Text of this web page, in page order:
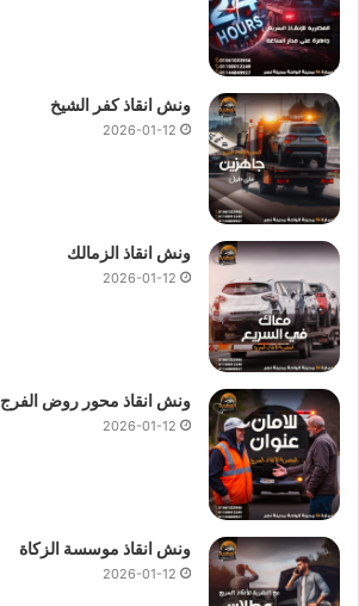
ونش انقاذ كفر الشيخ
2026-01-12
ونش انقاذ الزمالك
2026-01-12
ونش انقاذ محور روض الفرج
2026-01-12
ونش انقاذ موسسة الزكاة
2026-01-12